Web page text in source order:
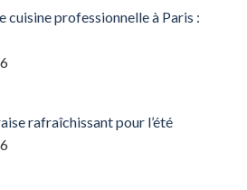
cuisine professionnelle à Paris :
rafraîchissant pour l’été